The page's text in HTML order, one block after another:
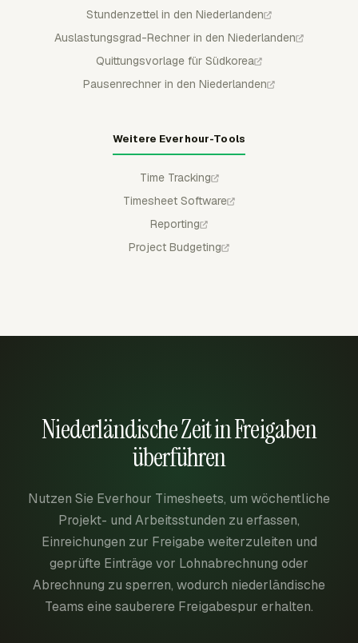
Stundenzettel in den Niederlanden
Auslastungsgrad-Rechner in den Niederlanden
Quittungsvorlage für Südkorea
Pausenrechner in den Niederlanden
Weitere Everhour-Tools
Time Tracking
Timesheet Software
Reporting
Project Budgeting
Niederländische Zeit in Freigaben
überführen
Nutzen Sie Everhour Timesheets, um wöchentliche
Projekt- und Arbeitsstunden zu erfassen,
Einreichungen zur Freigabe weiterzuleiten und
geprüfte Einträge vor Lohnabrechnung oder
Abrechnung zu sperren, wodurch niederländische
Teams eine sauberere Freigabespur erhalten.